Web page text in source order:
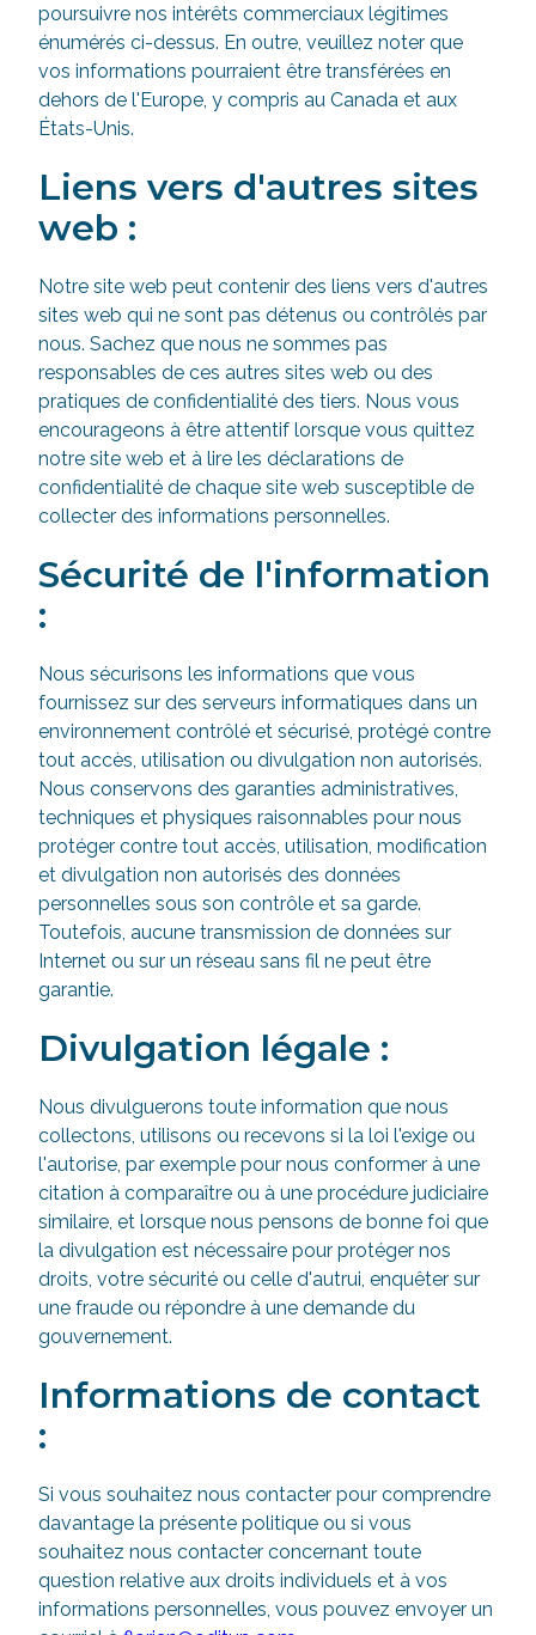
poursuivre nos intérêts commerciaux légitimes
énumérés ci-dessus. En outre, veuillez noter que
vos informations pourraient être transférées en
dehors de l'Europe, y compris au Canada et aux
États-Unis.
Liens vers d'autres sites
web :
Notre site web peut contenir des liens vers d'autres
sites web qui ne sont pas détenus ou contrôlés par
nous. Sachez que nous ne sommes pas
responsables de ces autres sites web ou des
pratiques de confidentialité des tiers. Nous vous
encourageons à être attentif lorsque vous quittez
notre site web et à lire les déclarations de
confidentialité de chaque site web susceptible de
collecter des informations personnelles.
Sécurité de l'information
:
Nous sécurisons les informations que vous
fournissez sur des serveurs informatiques dans un
environnement contrôlé et sécurisé, protégé contre
tout accès, utilisation ou divulgation non autorisés.
Nous conservons des garanties administratives,
techniques et physiques raisonnables pour nous
protéger contre tout accès, utilisation, modification
et divulgation non autorisés des données
personnelles sous son contrôle et sa garde.
Toutefois, aucune transmission de données sur
Internet ou sur un réseau sans fil ne peut être
garantie.
Divulgation légale :
Nous divulguerons toute information que nous
collectons, utilisons ou recevons si la loi l'exige ou
l'autorise, par exemple pour nous conformer à une
citation à comparaître ou à une procédure judiciaire
similaire, et lorsque nous pensons de bonne foi que
la divulgation est nécessaire pour protéger nos
droits, votre sécurité ou celle d'autrui, enquêter sur
une fraude ou répondre à une demande du
gouvernement.
Informations de contact
:
Si vous souhaitez nous contacter pour comprendre
davantage la présente politique ou si vous
souhaitez nous contacter concernant toute
question relative aux droits individuels et à vos
informations personnelles, vous pouvez envoyer un